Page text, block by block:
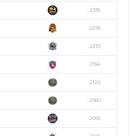
2395
2295
2210
2156
2120
2060
2055